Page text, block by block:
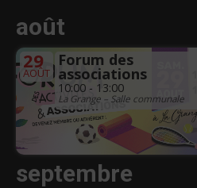
août
29
AOÛT
Forum des
associations
10:00 - 13:00
La Grange – Salle communale
septembre